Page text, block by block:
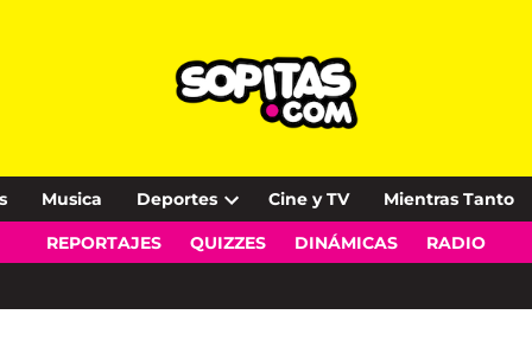
Musica Deportes
Open
dropdown
Cine y TV Mientras Tanto
REPORTAJES QUIZZES DINÁMICAS RADIO